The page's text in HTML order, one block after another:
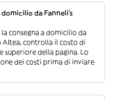
da Fanneli's
consegna a domicilio da
Altea, controlla il costo di
superiore della pagina. Lo
dei costi prima di inviare